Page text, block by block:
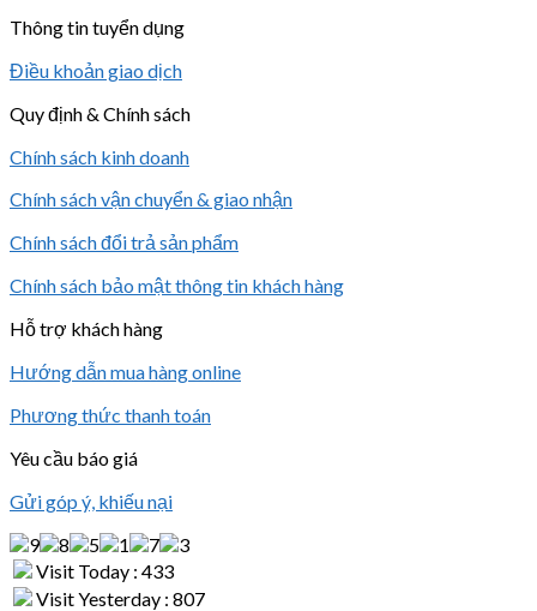
Thông tin tuyển dụng
Điều khoản giao dịch
Quy định & Chính sách
Chính sách kinh doanh
Chính sách vận chuyển & giao nhận
Chính sách đổi trả sản phẩm
Chính sách bảo mật thông tin khách hàng
Hỗ trợ khách hàng
Hướng dẫn mua hàng online
Phương thức thanh toán
Yêu cầu báo giá
Gửi góp ý, khiếu nại
Visit Today : 433
Visit Yesterday : 807